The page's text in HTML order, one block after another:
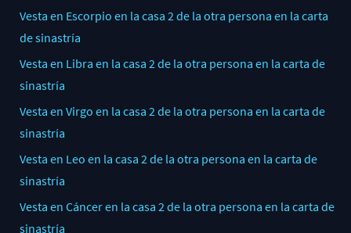
Vesta en Escorpio en la casa 2 de la otra persona en la carta
de sinastría
Vesta en Libra en la casa 2 de la otra persona en la carta de
sinastría
Vesta en Virgo en la casa 2 de la otra persona en la carta de
sinastría
Vesta en Leo en la casa 2 de la otra persona en la carta de
sinastría
Vesta en Cáncer en la casa 2 de la otra persona en la carta de
sinastría